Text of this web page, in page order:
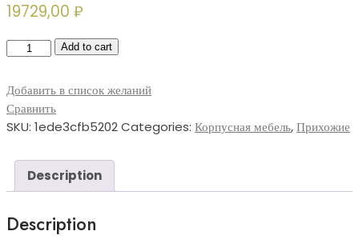
19729,00 ₽
Прихожая
quantity
Add to cart
Добавить в список желаний
Сравнить
SKU: 1ede3cfb5202Categories: Корпусная мебель,Прихожие
Description
Description